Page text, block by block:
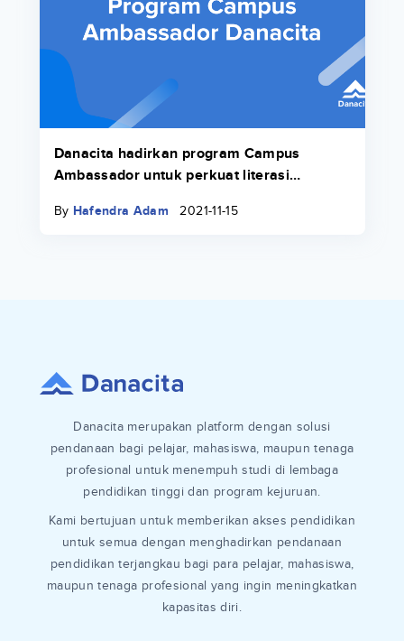
Danacita hadirkan program Campus
Ambassador untuk perkuat literasi
By Hafendra Adam 2021-11-15
Danacita merupakan platform dengan solusi
pendanaan bagi pelajar, mahasiswa, maupun tenaga
profesional untuk menempuh studi di lembaga
pendidikan tinggi dan program kejuruan.
Kami bertujuan untuk memberikan akses pendidikan
untuk semua dengan menghadirkan pendanaan
pendidikan terjangkau bagi para pelajar, mahasiswa,
maupun tenaga profesional yang ingin meningkatkan
kapasitas diri.